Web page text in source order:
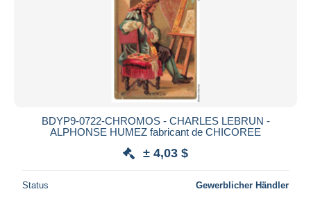
BDYP9-0722-CHROMOS - CHARLES LEBRUN -
ALPHONSE HUMEZ fabricant de CHICOREE
± 4,03 $
Status Gewerblicher Händler